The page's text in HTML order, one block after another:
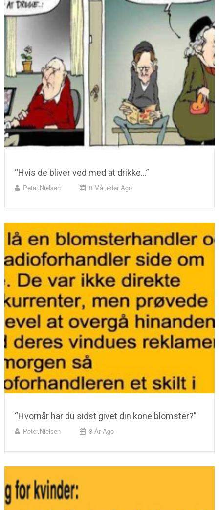
“Hvis de bliver ved med at drikke…”
Peter.nielsen 8 Måneder Ago
“Hvornår har du sidst givet din kone blomster?”
Peter.nielsen 3 År Ago